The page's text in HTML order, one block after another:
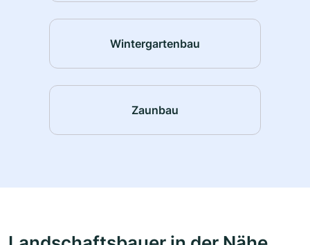
Wintergartenbau
Zaunbau